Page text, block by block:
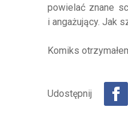
powielać znane
i angażujący. Jak
Komiks